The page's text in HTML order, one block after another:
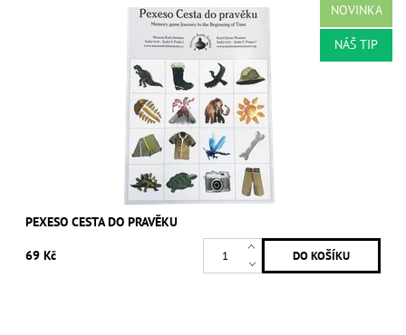
NOVINKA
NÁŠ TIP
PEXESO CESTA DO PRAVĚKU
69 Kč